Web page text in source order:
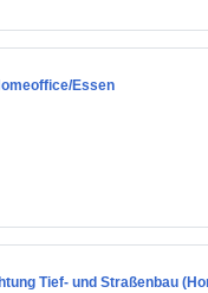
Essen
Tief- und Straßenbau